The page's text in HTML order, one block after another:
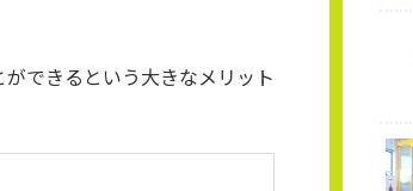
できるという大きなメリット